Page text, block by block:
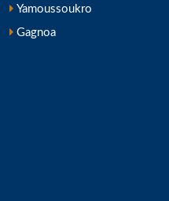
Yamoussoukro
Gagnoa